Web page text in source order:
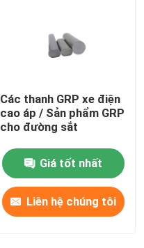
Các thanh GRP xe điện
cao áp / Sản phẩm GRP
cho đường sắt
Giá tốt nhất
Liên hệ chúng tôi